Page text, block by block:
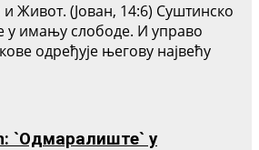
и Живот. (Јован, 14:6) Суштинско
у имању слободе. И управо
одређује његову највећу
`Одмаралиште` у